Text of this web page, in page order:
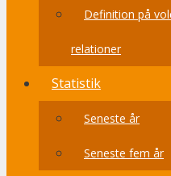
Definition på
relationer
Statistik
Seneste år
Seneste fem år